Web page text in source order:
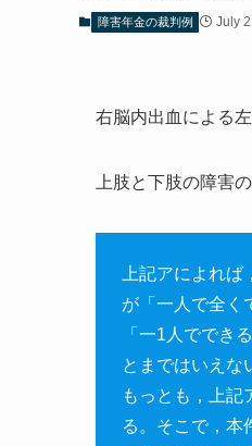
障害年金の裁判例 July
右脳内出血による
上肢と下肢の障害
上記アによれ
が「一人で全く
「一1人ででき
とまではいえな
もっとも，上記
る。そこで，本